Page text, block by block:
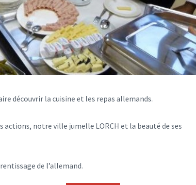
découvrir la cuisine et les repas allemands.
notre ville jumelle LORCH et la beauté de ses
de l’allemand.